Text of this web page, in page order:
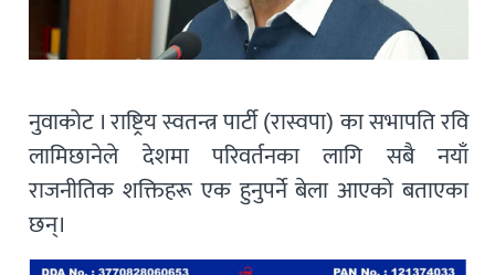
नुवाकोट । राष्ट्रिय स्वतन्त्र पार्टी (रास्वपा) का सभापति रवि
लामिछानेले देशमा परिवर्तनका लागि सबै नयाँ
राजनीतिक शक्तिहरू एक हुनुपर्ने बेला आएको बताएका
छन्।